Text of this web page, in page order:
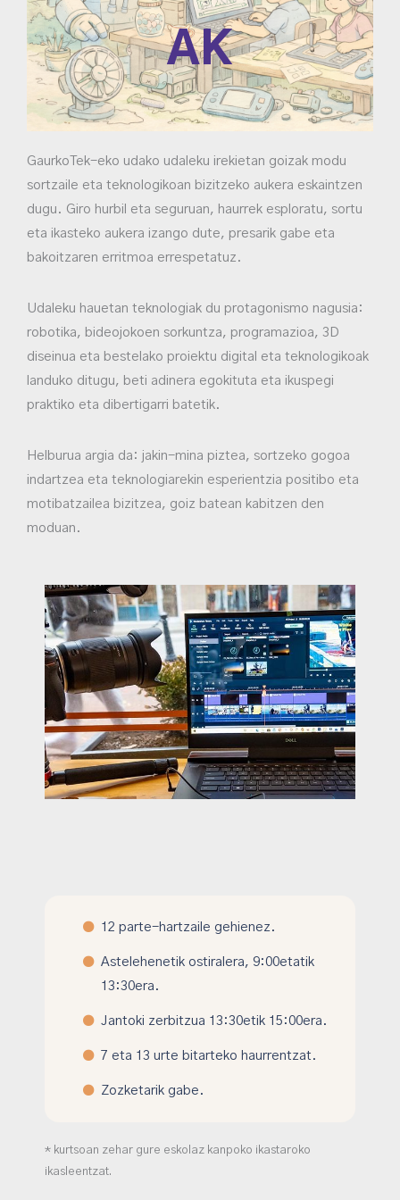
AK
GaurkoTek-eko udako udaleku irekietan goizak modu
sortzaile eta teknologikoan bizitzeko aukera eskaintzen
dugu. Giro hurbil eta seguruan, haurrek esploratu, sortu
eta ikasteko aukera izango dute, presarik gabe eta
bakoitzaren erritmoa errespetatuz.
Udaleku hauetan teknologiak du protagonismo nagusia:
robotika, bideojokoen sorkuntza, programazioa, 3D
diseinua eta bestelako proiektu digital eta teknologikoak
landuko ditugu, beti adinera egokituta eta ikuspegi
praktiko eta dibertigarri batetik.
Helburua argia da: jakin-mina piztea, sortzeko gogoa
indartzea eta teknologiarekin esperientzia positibo eta
motibatzailea bizitzea, goiz batean kabitzen den
moduan.
● 12 parte-hartzaile gehienez.
● Astelehenetik ostiralera, 9:00etatik
13:30era.
● Jantoki zerbitzua 13:30etik 15:00era.
● 7 eta 13 urte bitarteko haurrentzat.
● Zozketarik gabe.
* kurtsoan zehar gure eskolaz kanpoko ikastaroko
ikasleentzat.